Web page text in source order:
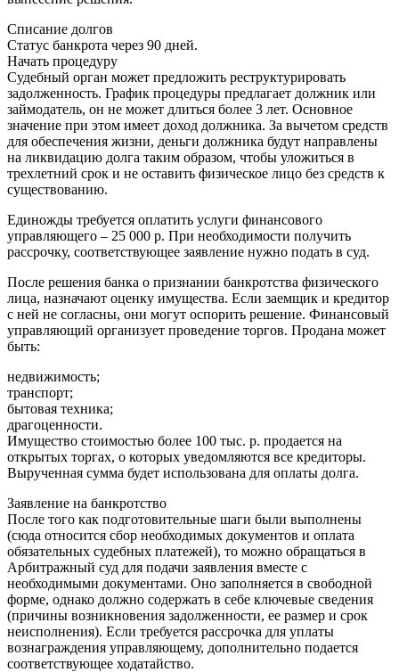
Списание долгов
Статус банкрота через 90 дней.
Начать процедуру
Судебный орган может предложить реструктурировать
задолженность. График процедуры предлагает должник или
займодатель, он не может длиться более 3 лет. Основное
значение при этом имеет доход должника. За вычетом средств
для обеспечения жизни, деньги должника будут направлены
на ликвидацию долга таким образом, чтобы уложиться в
трехлетний срок и не оставить физическое лицо без средств к
существованию.
Единожды требуется оплатить услуги финансового
управляющего – 25 000 р. При необходимости получить
рассрочку, соответствующее заявление нужно подать в суд.
После решения банка о признании банкротства физического
лица, назначают оценку имущества. Если заемщик и кредитор
с ней не согласны, они могут оспорить решение. Финансовый
управляющий организует проведение торгов. Продана может
быть:
недвижимость;
транспорт;
бытовая техника;
драгоценности.
Имущество стоимостью более 100 тыс. р. продается на
открытых торгах, о которых уведомляются все кредиторы.
Вырученная сумма будет использована для оплаты долга.
Заявление на банкротство
После того как подготовительные шаги были выполнены
(сюда относится сбор необходимых документов и оплата
обязательных судебных платежей), то можно обращаться в
Арбитражный суд для подачи заявления вместе с
необходимыми документами. Оно заполняется в свободной
форме, однако должно содержать в себе ключевые сведения
(причины возникновения задолженности, ее размер и срок
неисполнения). Если требуется рассрочка для уплаты
вознаграждения управляющему, дополнительно подается
соответствующее ходатайство.